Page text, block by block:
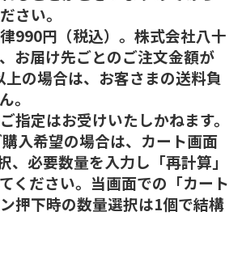
さい。
990円（税込）。株式会社八十
お届け先ごとのご注文金額が
の場合は、お客さまの送料負
。
指定はお受けいたしかねます。
入希望の場合は、カート画面
、必要数量を入力し「再計算」
ください。当画面での「カート
押下時の数量選択は1個で結構